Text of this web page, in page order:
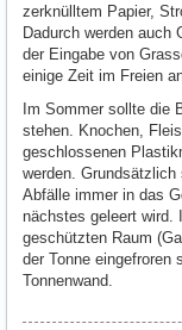
zerknülltem Papier,
Dadurch werden auch
der Eingabe von
einige Zeit im Freien
Im Sommer sollte die
stehen. Knochen,
geschlossenen
werden.
Abfälle immer in das
nächstes geleert wird.
geschützten Raum
der Tonne
Tonnenwand.